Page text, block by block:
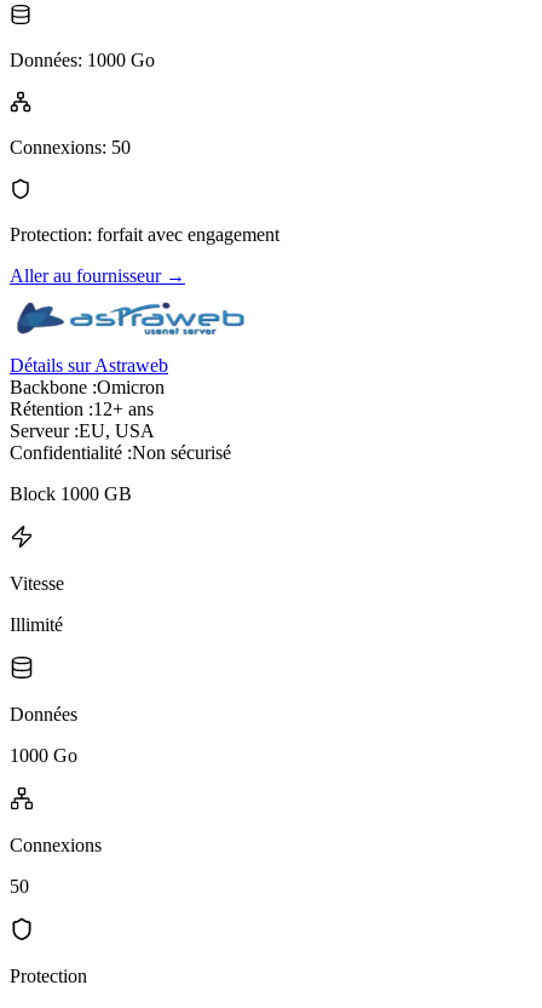
Données: 1000 Go
Connexions: 50
Protection: forfait avec engagement
Aller au fournisseur→
Détails sur Astraweb
Backbone :Omicron
Rétention :12+ ans
Serveur :EU, USA
Confidentialité :Non sécurisé
Block 1000 GB
Vitesse
Illimité
Données
1000 Go
Connexions
50
Protection